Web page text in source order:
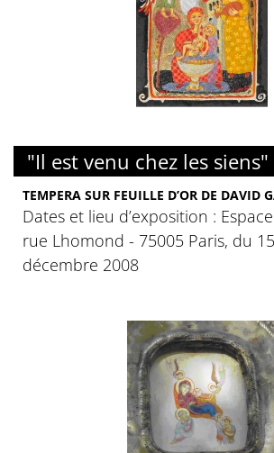
"Il est venu chez les siens"
TEMPERA SUR FEUILLE D’OR DE DAVID
Dates et lieu d’exposition :
rue Lhomond - 75005 Paris, du
décembre 2008